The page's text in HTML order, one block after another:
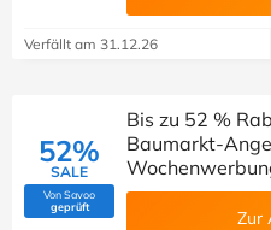
Verfällt am 31.12.26
52%
SALE
Von Savoo
geprüft(Von Savoo geprüft)
Bis zu 52 %
Baumarkt-
Zur